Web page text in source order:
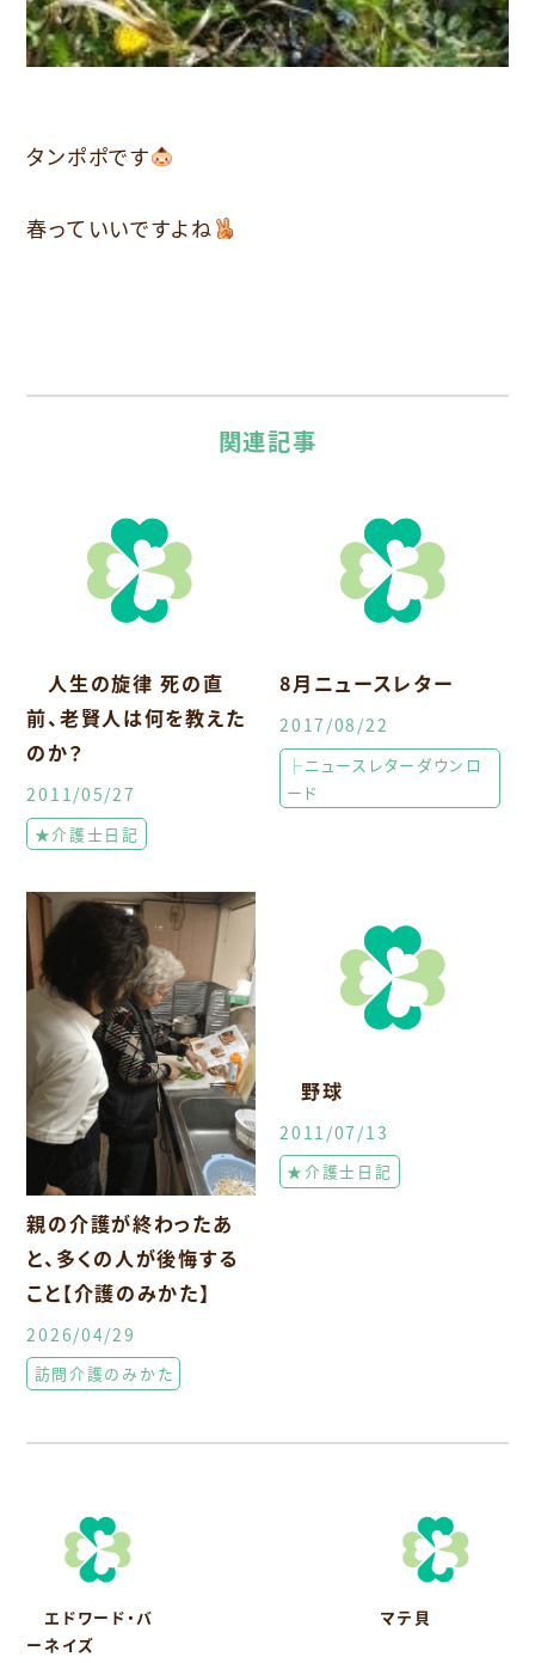
タンポポです
春っていいですよね
関連記事
人生の旋律 死の直
前、老賢人は何を教えた
のか？
2011/05/27
★介護士日記
8月ニュースレター
2017/08/22
├ニュースレターダウンロ
ード
親の介護が終わったあ
と、多くの人が後悔する
こと【介護のみかた】
2026/04/29
訪問介護のみかた
野球
2011/07/13
★介護士日記
エドワード・バ
ーネイズ
マテ貝